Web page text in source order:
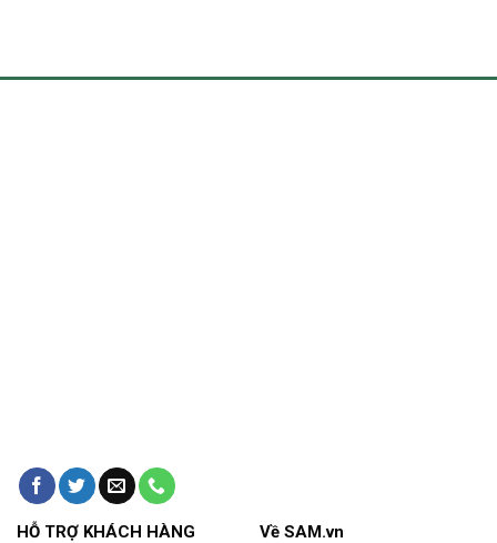
HỖ TRỢ KHÁCH HÀNG Về SAM.vn